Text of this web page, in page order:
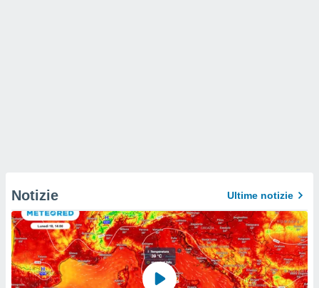
Notizie Ultime notizie